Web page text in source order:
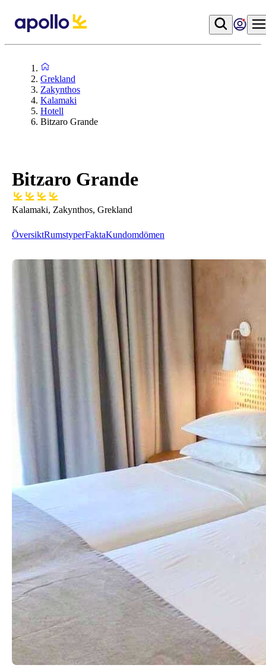
Grekland
Zakynthos
Kalamaki
Hotell
Bitzaro Grande
Bitzaro Grande
Kalamaki, Zakynthos, Grekland
ÖversiktRumstyperFaktaKundomdömen